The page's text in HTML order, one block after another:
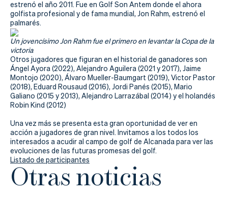
estrenó el año 2011. Fue en Golf Son Antem donde el ahora
golfista profesional y de fama mundial, Jon Rahm, estrenó el
palmarés.
Un jovencísimo Jon Rahm fue el primero en levantar la Copa de la
victoria
Otros jugadores que figuran en el historial de ganadores son
Ángel Ayora (2022), Alejandro Aguilera (2021 y 2017), Jaime
Montojo (2020), Álvaro Mueller-Baumgart (2019), Victor Pastor
(2018), Eduard Rousaud (2016), Jordi Panés (2015), Mario
Galiano (2015 y 2013), Alejandro Larrazábal (2014) y el holandés
Robin Kind (2012)
Una vez más se presenta esta gran oportunidad de ver en
acción a jugadores de gran nivel. Invitamos a los todos los
interesados a acudir al campo de golf de Alcanada para ver las
evoluciones de las futuras promesas del golf.
Listado de participantes
Otras noticias